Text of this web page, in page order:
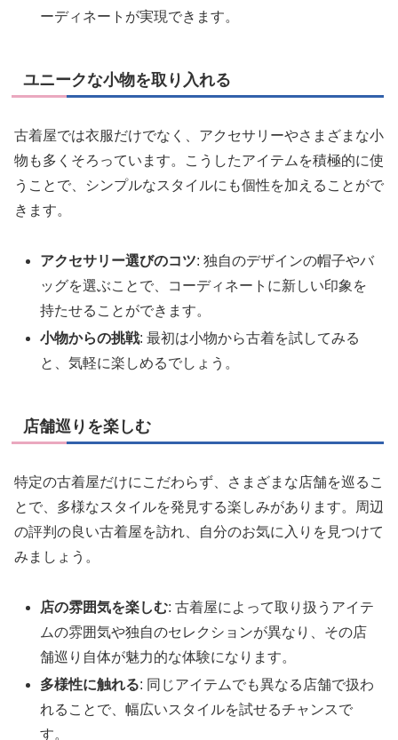
ーディネートが実現できます。
ユニークな小物を取り入れる
古着屋では衣服だけでなく、アクセサリーやさまざまな小
物も多くそろっています。こうしたアイテムを積極的に使
うことで、シンプルなスタイルにも個性を加えることがで
きます。
アクセサリー選びのコツ: 独自のデザインの帽子やバ
ッグを選ぶことで、コーディネートに新しい印象を
持たせることができます。
小物からの挑戦: 最初は小物から古着を試してみる
と、気軽に楽しめるでしょう。
店舗巡りを楽しむ
特定の古着屋だけにこだわらず、さまざまな店舗を巡るこ
とで、多様なスタイルを発見する楽しみがあります。周辺
の評判の良い古着屋を訪れ、自分のお気に入りを見つけて
みましょう。
店の雰囲気を楽しむ: 古着屋によって取り扱うアイテ
ムの雰囲気や独自のセレクションが異なり、その店
舗巡り自体が魅力的な体験になります。
多様性に触れる: 同じアイテムでも異なる店舗で扱わ
れることで、幅広いスタイルを試せるチャンスで
す。